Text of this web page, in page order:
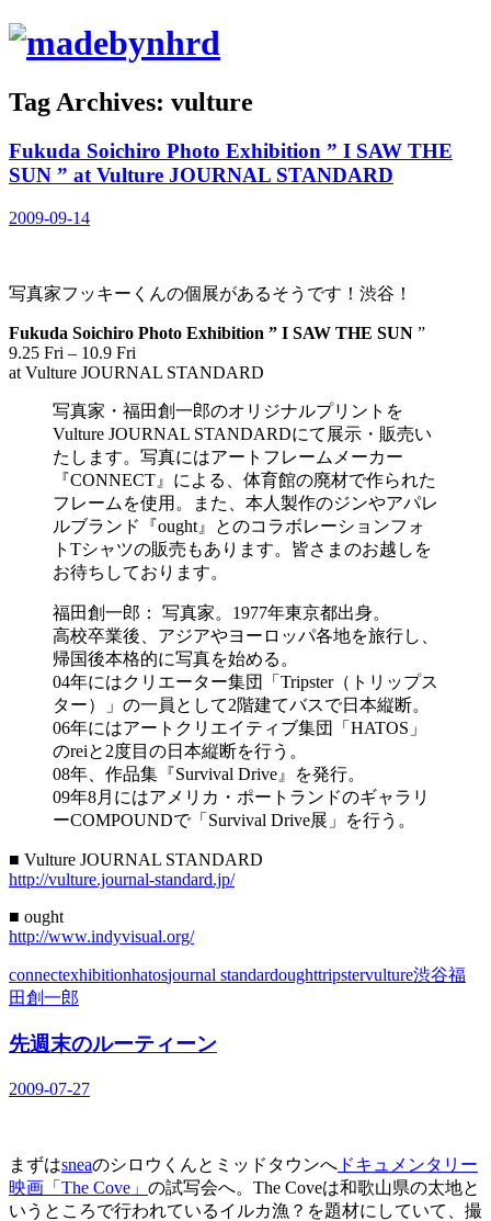
Tag Archives: vulture
Fukuda Soichiro Photo Exhibition ” I SAW THE
SUN ” at Vulture JOURNAL STANDARD
2009-09-14
写真家フッキーくんの個展があるそうです！渋谷！
Fukuda Soichiro Photo Exhibition ” I SAW THE SUN ”
9.25 Fri – 10.9 Fri
at Vulture JOURNAL STANDARD
写真家・福田創一郎のオリジナルプリントを
Vulture JOURNAL STANDARDにて展示・販売い
たします。写真にはアートフレームメーカー
『CONNECT』による、体育館の廃材で作られた
フレームを使用。また、本人製作のジンやアパレ
ルブランド『ought』とのコラボレーションフォ
トTシャツの販売もあります。皆さまのお越しを
お待ちしております。
福田創一郎： 写真家。1977年東京都出身。
高校卒業後、アジアやヨーロッパ各地を旅行し、
帰国後本格的に写真を始める。
04年にはクリエーター集団「Tripster（トリップス
ター）」の一員として2階建てバスで日本縦断。
06年にはアートクリエイティブ集団「HATOS」
のreiと2度目の日本縦断を行う。
08年、作品集『Survival Drive』を発行。
09年8月にはアメリカ・ポートランドのギャラリ
ーCOMPOUNDで「Survival Drive展」を行う。
■ Vulture JOURNAL STANDARD
http://vulture.journal-standard.jp/
■ ought
http://www.indyvisual.org/
connectexhibitionhatosjournal standardoughttripstervulture渋谷福
田創一郎
先週末のルーティーン
2009-07-27
まずはsneaのシロウくんとミッドタウンへ ドキュメンタリー
映画「The Cove」 の試写会へ。The Coveは和歌山県の太地と
いうところで行われているイルカ漁？を題材にしていて、撮